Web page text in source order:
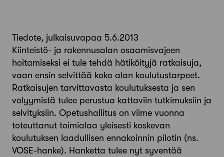
Tiedote, julkaisuvapaa 5.6.2013
Kiinteistö- ja rakennusalan osaamisvajeen
hoitamiseksi ei tule tehdä hätiköityjä ratkaisuja,
vaan ensin selvittää koko alan koulutustarpeet.
Ratkaisujen tarvittavasta koulutuksesta ja sen
volyymistä tulee perustua kattaviin tutkimuksiin ja
selvityksiin. Opetushallitus on viime vuonna
toteuttanut toimialaa yleisesti koskevan
koulutuksen laadullisen ennakoinnin pilotin (ns.
VOSE-hanke). Hanketta tulee nyt syventää